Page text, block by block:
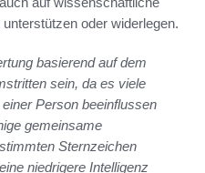
oder widerlegen.
basierend auf dem
sein, da es viele
Person beeinflussen
gemeinsame
Sternzeichen
niedrigere Intelligenz